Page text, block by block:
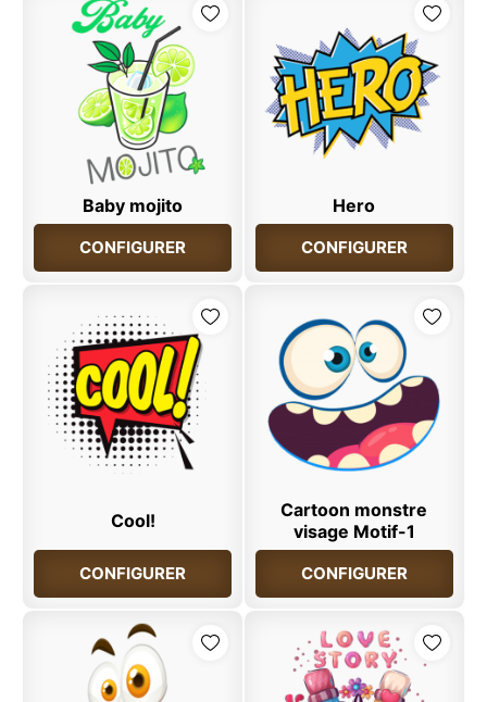
Baby mojito
CONFIGURER
Hero
CONFIGURER
Cool!
CONFIGURER
Cartoon monstre
visage Motif-1
CONFIGURER